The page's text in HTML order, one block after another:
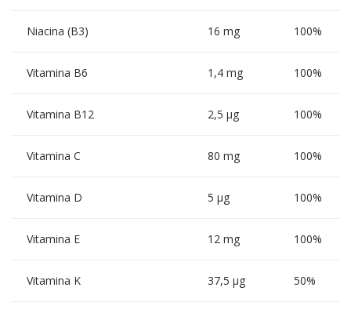
Niacina (B3) 16 mg 100%
Vitamina B6 1,4 mg 100%
Vitamina B12 2,5 µg 100%
Vitamina C 80 mg 100%
Vitamina D 5 µg 100%
Vitamina E 12 mg 100%
Vitamina K 37,5 µg 50%